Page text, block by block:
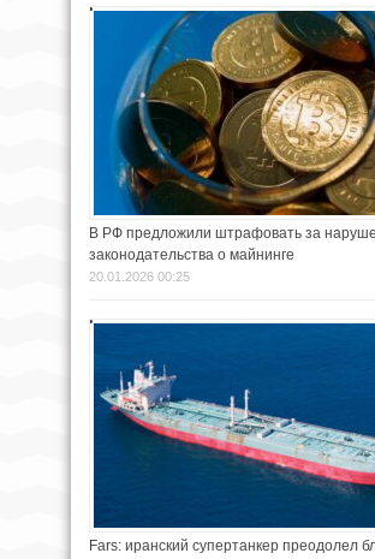
В РФ предложили штрафовать за
законодательства о майнинге
20.01.2026 00:25
Fars: иранский супертанкер преодолел